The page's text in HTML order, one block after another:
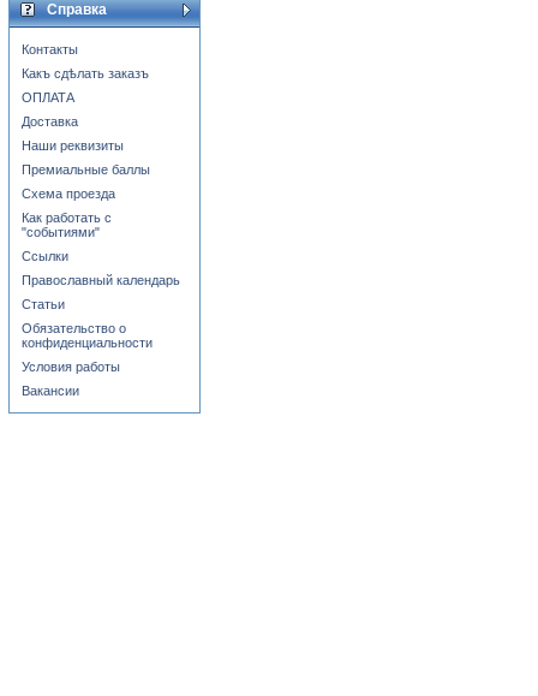
Справка
Контакты
Какъ сдѣлать заказъ
ОПЛАТА
Доставка
Наши реквизиты
Премиальные баллы
Схема проезда
Как работать с
"событиями"
Ссылки
Православный календарь
Статьи
Обязательство о
конфиденциальности
Условия работы
Вакансии